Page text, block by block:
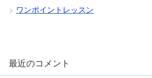
ワンポイントレッスン
最近のコメント